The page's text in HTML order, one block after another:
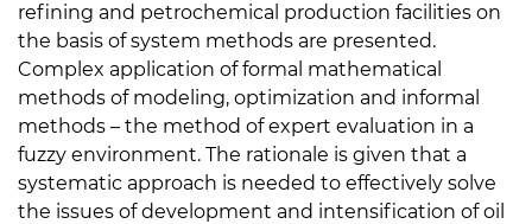
refining and petrochemical production facilities on
the basis of system methods are presented.
Complex application of formal mathematical
methods of modeling, optimization and informal
methods – the method of expert evaluation in a
fuzzy environment. The rationale is given that a
systematic approach is needed to effectively solve
the issues of development and intensification of oil